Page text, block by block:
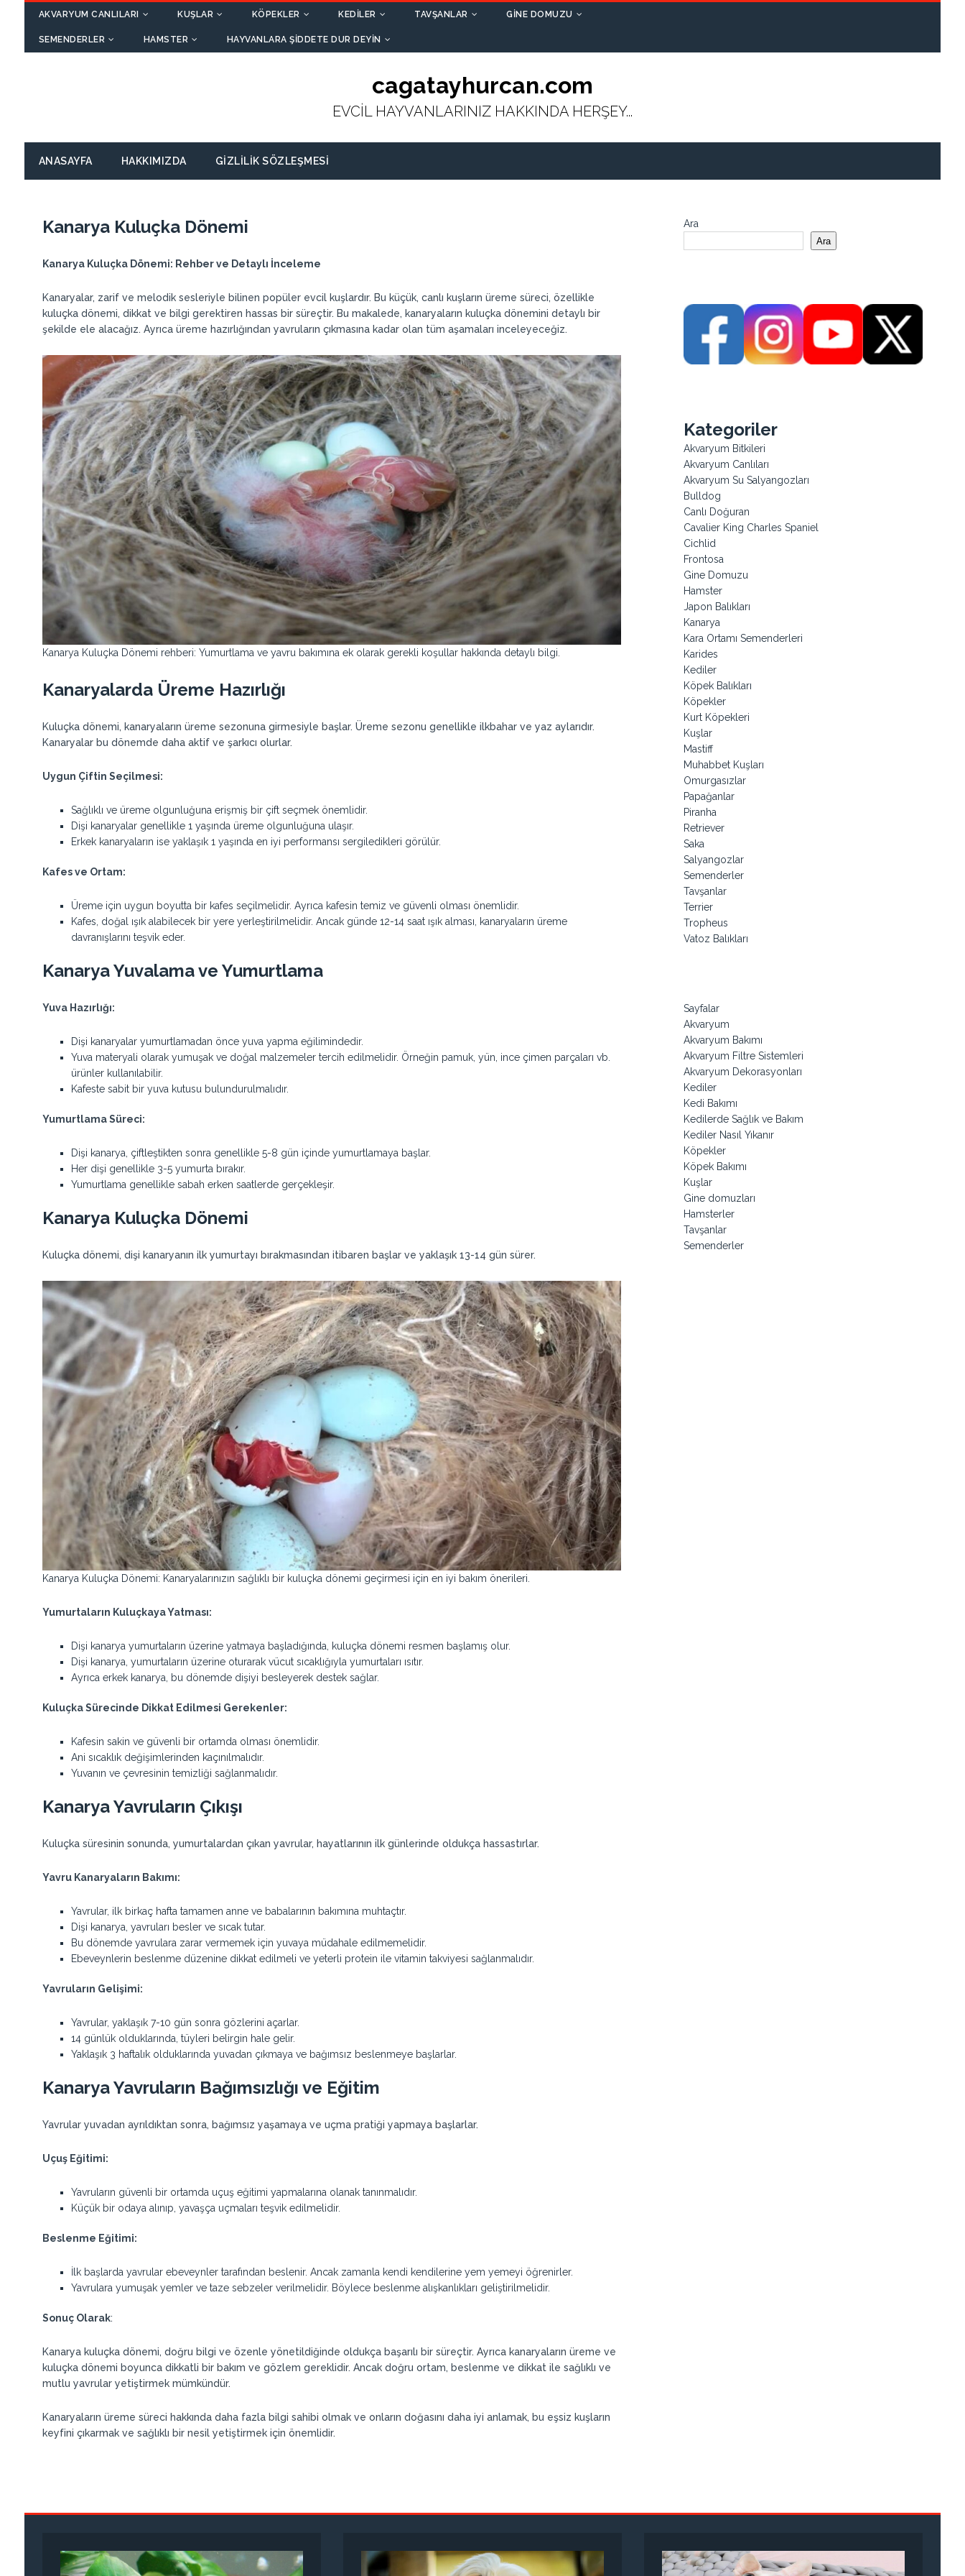
AKVARYUM CANLILARI KUŞLAR KÖPEKLER KEDILER TAVŞANLAR GINE DOMUZU
SEMENDERLER HAMSTER HAYVANLARA ŞIDDETE DUR DEYIN
cagatayhurcan.com
EVCİL HAYVANLARINIZ HAKKINDA HERŞEY...
ANASAYFA HAKKIMIZDA GIZLILIK SÖZLEŞMESI
Kanarya Kuluçka Dönemi
Kanarya Kuluçka Dönemi: Rehber ve Detaylı İnceleme
Kanaryalar, zarif ve melodik sesleriyle bilinen popüler evcil kuşlardır. Bu küçük, canlı kuşların üreme süreci, özellikle
kuluçka dönemi, dikkat ve bilgi gerektiren hassas bir süreçtir. Bu makalede, kanaryaların kuluçka dönemini detaylı bir
şekilde ele alacağız. Ayrıca üreme hazırlığından yavruların çıkmasına kadar olan tüm aşamaları inceleyeceğiz.
Kanarya Kuluçka Dönemi rehberi: Yumurtlama ve yavru bakımına ek olarak gerekli koşullar hakkında detaylı bilgi.
Kanaryalarda Üreme Hazırlığı
Kuluçka dönemi, kanaryaların üreme sezonuna girmesiyle başlar. Üreme sezonu genellikle ilkbahar ve yaz aylarıdır.
Kanaryalar bu dönemde daha aktif ve şarkıcı olurlar.
Uygun Çiftin Seçilmesi:
Sağlıklı ve üreme olgunluğuna erişmiş bir çift seçmek önemlidir.
Dişi kanaryalar genellikle 1 yaşında üreme olgunluğuna ulaşır.
Erkek kanaryaların ise yaklaşık 1 yaşında en iyi performansı sergiledikleri görülür.
Kafes ve Ortam:
Üreme için uygun boyutta bir kafes seçilmelidir. Ayrıca kafesin temiz ve güvenli olması önemlidir.
Kafes, doğal ışık alabilecek bir yere yerleştirilmelidir. Ancak günde 12-14 saat ışık alması, kanaryaların üreme
davranışlarını teşvik eder.
Kanarya Yuvalama ve Yumurtlama
Yuva Hazırlığı:
Dişi kanaryalar yumurtlamadan önce yuva yapma eğilimindedir.
Yuva materyali olarak yumuşak ve doğal malzemeler tercih edilmelidir. Örneğin pamuk, yün, ince çimen parçaları vb.
ürünler kullanılabilir.
Kafeste sabit bir yuva kutusu bulundurulmalıdır.
Yumurtlama Süreci:
Dişi kanarya, çiftleştikten sonra genellikle 5-8 gün içinde yumurtlamaya başlar.
Her dişi genellikle 3-5 yumurta bırakır.
Yumurtlama genellikle sabah erken saatlerde gerçekleşir.
Kanarya Kuluçka Dönemi
Kuluçka dönemi, dişi kanaryanın ilk yumurtayı bırakmasından itibaren başlar ve yaklaşık 13-14 gün sürer.
Kanarya Kuluçka Dönemi: Kanaryalarınızın sağlıklı bir kuluçka dönemi geçirmesi için en iyi bakım önerileri.
Yumurtaların Kuluçkaya Yatması:
Dişi kanarya yumurtaların üzerine yatmaya başladığında, kuluçka dönemi resmen başlamış olur.
Dişi kanarya, yumurtaların üzerine oturarak vücut sıcaklığıyla yumurtaları ısıtır.
Ayrıca erkek kanarya, bu dönemde dişiyi besleyerek destek sağlar.
Kuluçka Sürecinde Dikkat Edilmesi Gerekenler:
Kafesin sakin ve güvenli bir ortamda olması önemlidir.
Ani sıcaklık değişimlerinden kaçınılmalıdır.
Yuvanın ve çevresinin temizliği sağlanmalıdır.
Kanarya Yavruların Çıkışı
Kuluçka süresinin sonunda, yumurtalardan çıkan yavrular, hayatlarının ilk günlerinde oldukça hassastırlar.
Yavru Kanaryaların Bakımı:
Yavrular, ilk birkaç hafta tamamen anne ve babalarının bakımına muhtaçtır.
Dişi kanarya, yavruları besler ve sıcak tutar.
Bu dönemde yavrulara zarar vermemek için yuvaya müdahale edilmemelidir.
Ebeveynlerin beslenme düzenine dikkat edilmeli ve yeterli protein ile vitamin takviyesi sağlanmalıdır.
Yavruların Gelişimi:
Yavrular, yaklaşık 7-10 gün sonra gözlerini açarlar.
14 günlük olduklarında, tüyleri belirgin hale gelir.
Yaklaşık 3 haftalık olduklarında yuvadan çıkmaya ve bağımsız beslenmeye başlarlar.
Kanarya Yavruların Bağımsızlığı ve Eğitim
Yavrular yuvadan ayrıldıktan sonra, bağımsız yaşamaya ve uçma pratiği yapmaya başlarlar.
Uçuş Eğitimi:
Yavruların güvenli bir ortamda uçuş eğitimi yapmalarına olanak tanınmalıdır.
Küçük bir odaya alınıp, yavaşça uçmaları teşvik edilmelidir.
Beslenme Eğitimi:
İlk başlarda yavrular ebeveynler tarafından beslenir. Ancak zamanla kendi kendilerine yem yemeyi öğrenirler.
Yavrulara yumuşak yemler ve taze sebzeler verilmelidir. Böylece beslenme alışkanlıkları geliştirilmelidir.
Sonuç Olarak:
Kanarya kuluçka dönemi, doğru bilgi ve özenle yönetildiğinde oldukça başarılı bir süreçtir. Ayrıca kanaryaların üreme ve
kuluçka dönemi boyunca dikkatli bir bakım ve gözlem gereklidir. Ancak doğru ortam, beslenme ve dikkat ile sağlıklı ve
mutlu yavrular yetiştirmek mümkündür.
Kanaryaların üreme süreci hakkında daha fazla bilgi sahibi olmak ve onların doğasını daha iyi anlamak, bu eşsiz kuşların
keyfini çıkarmak ve sağlıklı bir nesil yetiştirmek için önemlidir.
Ara
Ara
Kategoriler
Akvaryum Bitkileri
Akvaryum Canlıları
Akvaryum Su Salyangozları
Bulldog
Canlı Doğuran
Cavalier King Charles Spaniel
Cichlid
Frontosa
Gine Domuzu
Hamster
Japon Balıkları
Kanarya
Kara Ortamı Semenderleri
Karides
Kediler
Köpek Balıkları
Köpekler
Kurt Köpekleri
Kuşlar
Mastiff
Muhabbet Kuşları
Omurgasızlar
Papağanlar
Piranha
Retriever
Saka
Salyangozlar
Semenderler
Tavşanlar
Terrier
Tropheus
Vatoz Balıkları
Sayfalar
Akvaryum
Akvaryum Bakımı
Akvaryum Filtre Sistemleri
Akvaryum Dekorasyonları
Kediler
Kedi Bakımı
Kedilerde Sağlık ve Bakım
Kediler Nasıl Yıkanır
Köpekler
Köpek Bakımı
Kuşlar
Gine domuzları
Hamsterler
Tavşanlar
Semenderler